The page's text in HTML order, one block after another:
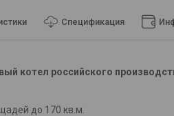
Спецификация
котел российского
до 170 кв.м.